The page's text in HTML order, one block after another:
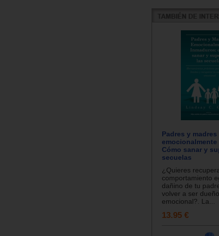
Padres y madres
Cómo sanar y
secuelas
¿Quieres
comportamiento
dañino de tu
volver a ser
emocional?. La...
13.95 €